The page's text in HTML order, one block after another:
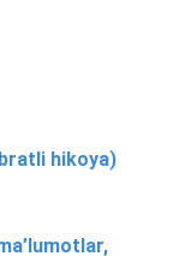
hikoya)